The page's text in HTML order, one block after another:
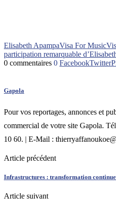
Elisabeth ApampaVisa For Music
participation remarquable
0 commentaires 0 FacebookTwitter
Gapola
Pour vos reportages, annonces et
commercial de votre site Gapola.
10 60. | E-Mail :
Article précédent
Infrastructures : transformation
Article suivant